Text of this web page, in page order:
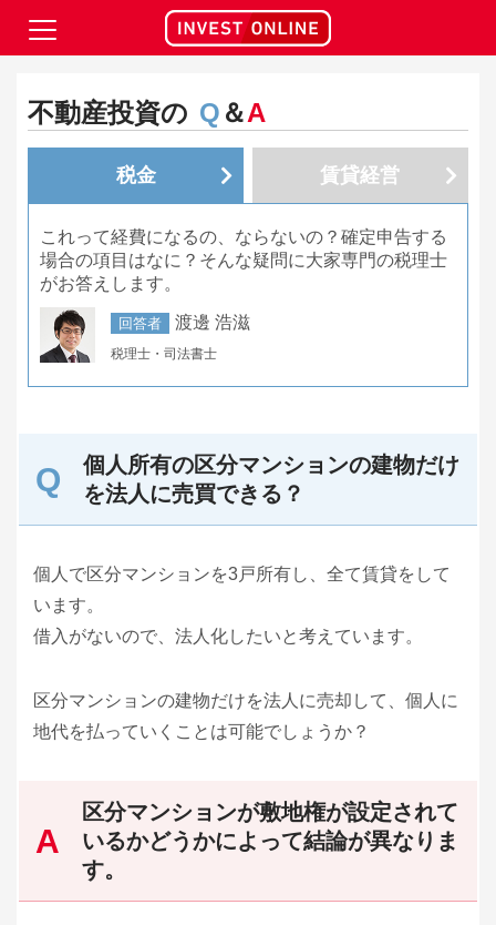
不動産投資の Q ＆A
税金 賃貸経営
これって経費になるの、ならないの？確定申告する
場合の項目はなに？そんな疑問に大家専門の税理士
がお答えします。
回答者 渡邊 浩滋
税理士・司法書士
個人所有の区分マンションの建物だけ
を法人に売買できる？
個人で区分マンションを3戸所有し、全て賃貸をして
います。
借入がないので、法人化したいと考えています。
区分マンションの建物だけを法人に売却して、個人に
地代を払っていくことは可能でしょうか？
区分マンションが敷地権が設定されて
いるかどうかによって結論が異なりま
す。